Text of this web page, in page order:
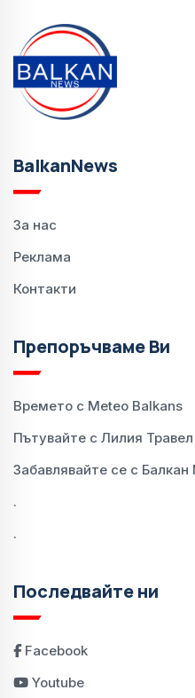
BalkanNews
За нас
Реклама
Контакти
Препоръчваме Ви
Времето с Meteo Balkans
Пътувайте с Лилия Травел
Забавлявайте се с
.
.
Последвайте ни
Facebook
Youtube